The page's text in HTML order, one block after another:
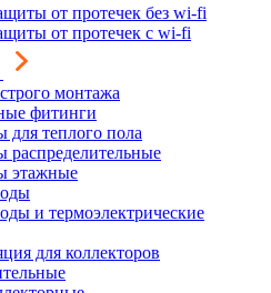
от протечек без wi-fi
от протечек с wi-fi
монтажа
фитинги
для теплого пола
распределительные
этажные
и термоэлектрические
для коллекторов